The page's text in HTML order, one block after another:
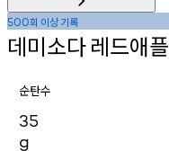
500회 이상기록
데미소다레드애플
순탄수
35
g